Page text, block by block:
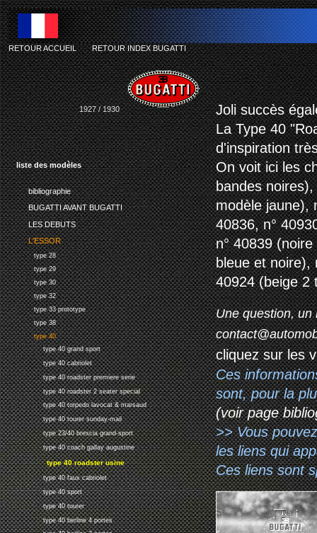
liste des modèles
bibliographie
BUGATTI AVANT BUGATTI
LES DEBUTS
L'ESSOR
type 28
type 29
type 30
type 32
type 33 prototype
type 38
type 40
type 40 grand sport
type 40 cabriolet
type 40 roadster premiere serie
type 40 roadster 2 seater special
type 40 torpedo lavocat & marsaud
type 40 tourer sunday-mail
type 23/40 brescia grand-sport
type 40 coach gallay augustine
type 40 roadster usine
type 40 faux cabriolet
type 40 sport
type 40 tourer
type 40 berline 4 portes
RETOUR ACCUEIL-RETOUR INDEX BUGATTI
1927 / 1930
Joli succès
La Type 40
d'inspiration
On voit ici les
bandes
modèle jaune),
40836, n°
n° 40839
bleue et noire),
40924 (beige 2
Une question, un
cliquez sur les
Ces
sont, pour la
(voir page
>> Vous
les liens qui
Ces liens sont